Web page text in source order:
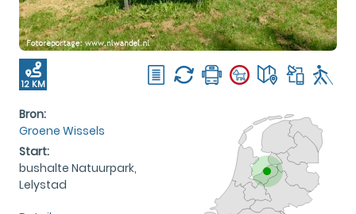
12 KM
Bron:
Groene Wissels
Start:
bushalte Natuurpark,
Lelystad